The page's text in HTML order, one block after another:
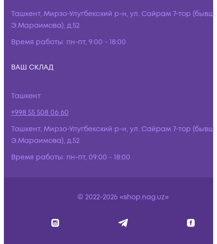
Ташкент, Мирзо-Улугбекский р-н, ул. Сайрам 7-тор (бывш.
Э.Мараимова), д.52
Время работы: пн-пт, 9:00 - 18:00
ВАШ СКЛАД
Ташкент
+998 55 508 06 60
Ташкент, Мирзо-Улугбекский р-н, ул. Сайрам 7-тор (бывш.
Э.Мараимова), д.52
Время работы: пн-пт, 09:00 - 18:00
© 2022-2026 «shop.nag.uz»